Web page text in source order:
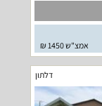
אמצ"ש 1450 ₪
דלתון